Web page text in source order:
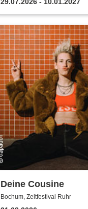
Deine Cousine
Bochum, Zeltfestival Ruhr